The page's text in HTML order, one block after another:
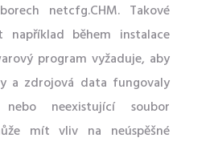
netcfg.CHM. Takové
například během instalace
program vyžaduje, aby
a zdrojová data fungovaly
nebo neexistující soubor
mít vliv na neúspěšné